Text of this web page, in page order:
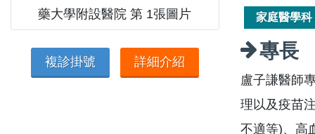
複診掛號 詳細介紹
家庭醫學科
專長
盧子謙醫師
理以及疫苗
不適等)、高